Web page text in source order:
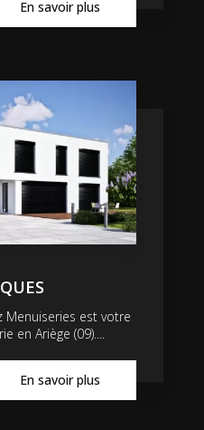
En savoir plus
Menuiseries est votre
en Ariège (09)....
En savoir plus